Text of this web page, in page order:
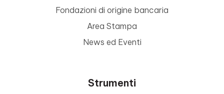
Fondazioni di origine bancaria
Area Stampa
News ed Eventi
Strumenti